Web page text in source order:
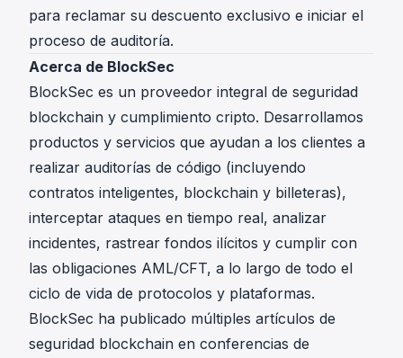
para reclamar su descuento exclusivo e iniciar el
proceso de auditoría.
Acerca de BlockSec
BlockSec es un proveedor integral de seguridad
blockchain y cumplimiento cripto. Desarrollamos
productos y servicios que ayudan a los clientes a
realizar auditorías de código (incluyendo
contratos inteligentes, blockchain y billeteras),
interceptar ataques en tiempo real, analizar
incidentes, rastrear fondos ilícitos y cumplir con
las obligaciones AML/CFT, a lo largo de todo el
ciclo de vida de protocolos y plataformas.
BlockSec ha publicado múltiples artículos de
seguridad blockchain en conferencias de